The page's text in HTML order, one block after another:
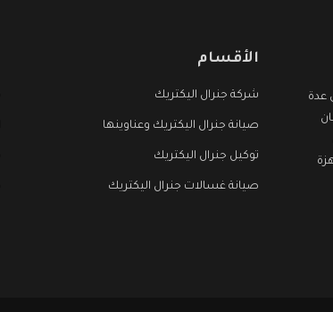
عدة
الأقسام
شركة جنرال اليكتريك
صيانة جنرال اليكتريك وعناوينها
توكيل جنرال اليكتريك
صيانة غسالات جنرال اليكتريك